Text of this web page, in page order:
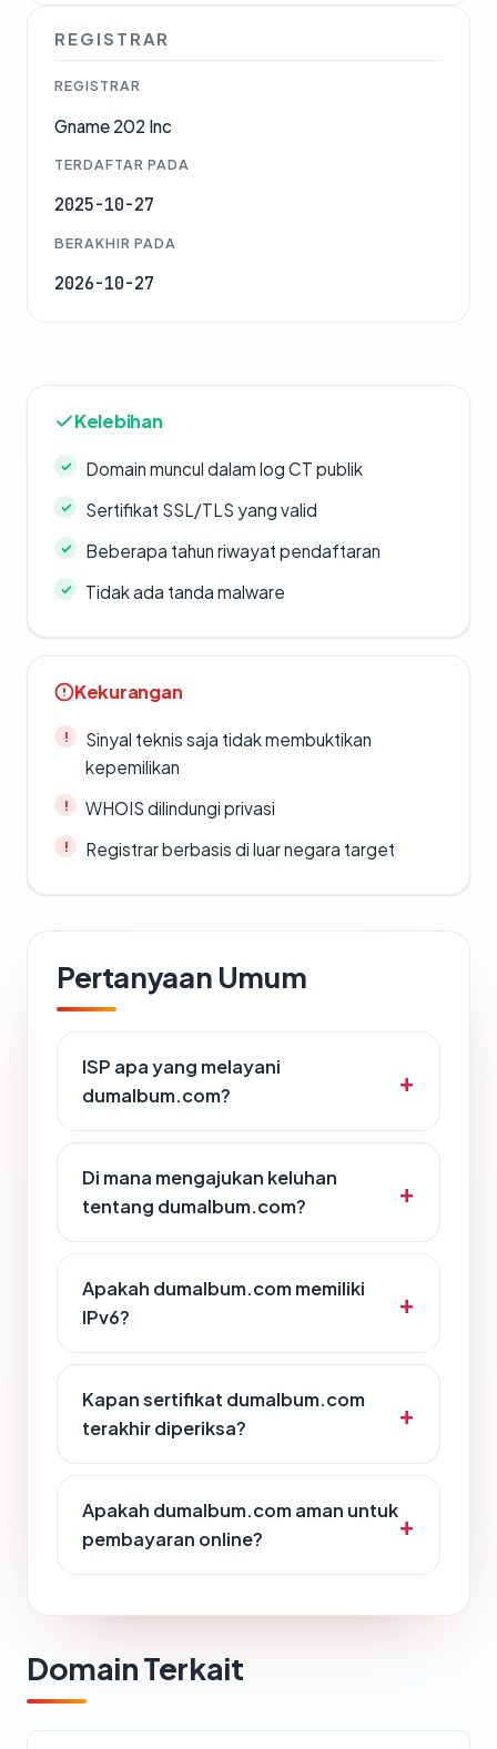
REGISTRAR
REGISTRAR
Gname 202 Inc
TERDAFTAR PADA
2025-10-27
BERAKHIR PADA
2026-10-27
Kelebihan
Domain muncul dalam log CT publik
Sertifikat SSL/TLS yang valid
Beberapa tahun riwayat pendaftaran
Tidak ada tanda malware
Kekurangan
Sinyal teknis saja tidak membuktikan
kepemilikan
WHOIS dilindungi privasi
Registrar berbasis di luar negara target
Pertanyaan Umum
ISP apa yang melayani
dumalbum.com?
Di mana mengajukan keluhan
tentang dumalbum.com?
Apakah dumalbum.com memiliki
IPv6?
Kapan sertifikat dumalbum.com
terakhir diperiksa?
Apakah dumalbum.com aman untuk
pembayaran online?
Domain Terkait